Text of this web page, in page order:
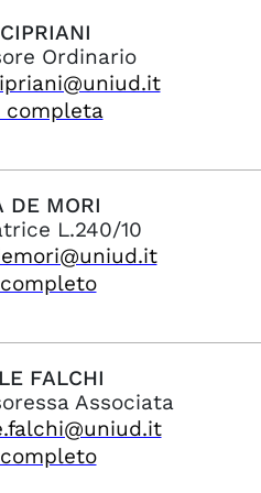
CIPRIANI
Ordinario
completa
DE MORI
L.240/10
FALCHI
Associata